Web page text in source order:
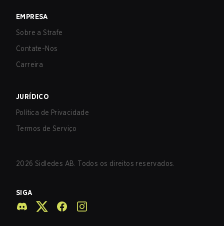
EMPRESA
Sobre a Strafe
Contate-Nos
Carreira
JURÍDICO
Política de Privacidade
Termos de Serviço
2026 Sidledes AB. Todos os direitos reservados.
SIGA